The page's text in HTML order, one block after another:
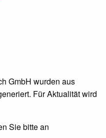
GmbH wurden aus
Für Aktualität wird
Sie bitte an